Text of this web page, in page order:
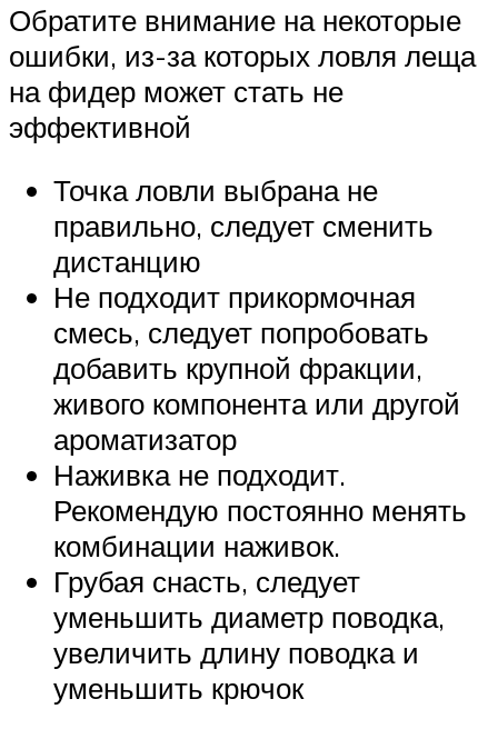
Обратите внимание на некоторые
ошибки, из-за которых ловля леща
на фидер может стать не
эффективной
Точка ловли выбрана не
правильно, следует сменить
дистанцию
Не подходит прикормочная
смесь, следует попробовать
добавить крупной фракции,
живого компонента или другой
ароматизатор
Наживка не подходит.
Рекомендую постоянно менять
комбинации наживок.
Грубая снасть, следует
уменьшить диаметр поводка,
увеличить длину поводка и
уменьшить крючок